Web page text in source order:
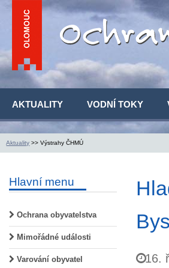
AKTUALITY VODNÍ TOKY
Aktuality >> Výstrahy ČHMÚ
Hlavní menu
Ochrana obyvatelstva
Mimořádné události
Varování obyvatel 16.